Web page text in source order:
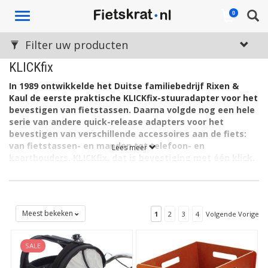
Toggle
0
KLICKfix
In 1989 ontwikkelde het Duitse familiebedrijf Rixen &
Kaul de eerste praktische KLICKfix-stuuradapter voor het
bevestigen van fietstassen. Daarna volgde nog een hele
serie van andere quick-release adapters voor het
bevestigen van verschillende accessoires aan de fiets:
van fietstassen- en manden tot telefoon- en
af op het gebruik van KLICKfix. Voorbeelden zijn ABUS, AGU en
Basil. Ook Rixen & Kaul zelf maakt fietstassen, fietsmanden en
hondenfietsmanden die kunnen worden bevestigd met een
KLICKfix-adapter.
Lees meer
Filter uw producten
Meest bekeken 1 2 3 4 Volgende Vorige
SALE